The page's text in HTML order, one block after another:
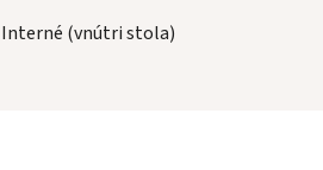
Interné (vnútri stola)